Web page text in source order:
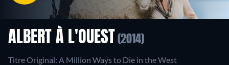
ALBERT À L'OUEST (2014)
Titre Original: A Million Ways to Die in the West